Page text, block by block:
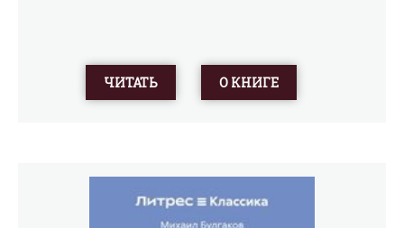
ЧИТАТЬ О КНИГЕ